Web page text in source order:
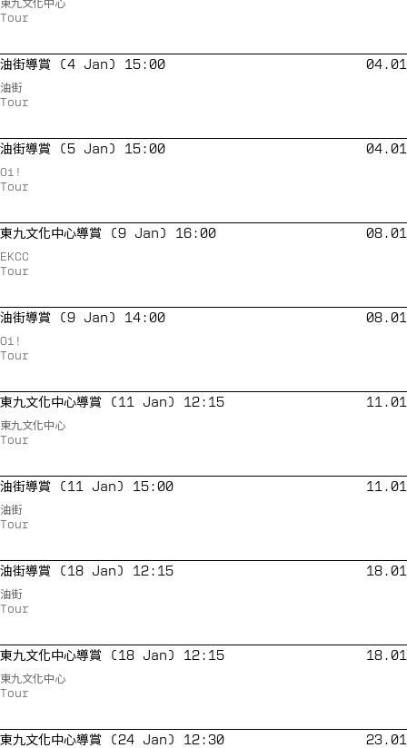
Tour
油街導賞 (4 Jan) 15:00
油街
Tour
04.01
油街導賞 (5 Jan) 15:00
Oi!
Tour
04.01
東九文化中心導賞 (9 Jan) 16:00
EKCC
Tour
08.01
油街導賞 (9 Jan) 14:00
Oi!
Tour
08.01
東九文化中心導賞 (11 Jan) 12:15
東九文化中心
Tour
11.01
油街導賞 (11 Jan) 15:00
油街
Tour
11.01
油街導賞 (18 Jan) 12:15
油街
Tour
18.01
東九文化中心導賞 (18 Jan) 12:15
東九文化中心
Tour
18.01
東九文化中心導賞 (24 Jan) 12:30 23.01